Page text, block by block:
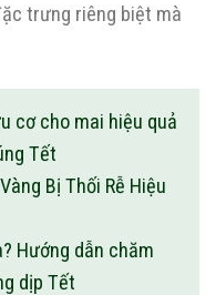
trưng riêng biệt mà
cơ cho mai hiệu quả
Tết
Bị Thối Rễ Hiệu
Hướng dẫn chăm
dịp Tết